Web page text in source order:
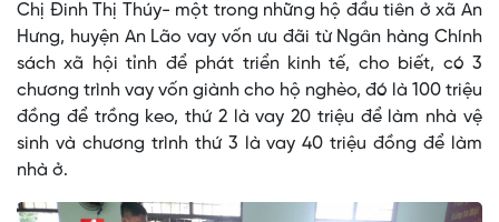
Chị Đinh Thị Thúy- một trong những hộ đầu tiên ở xã An
Hưng, huyện An Lão vay vốn ưu đãi từ Ngân hàng Chính
sách xã hội tỉnh để phát triển kinh tế, cho biết, có 3
chương trình vay vốn giành cho hộ nghèo, đó là 100 triệu
đồng để trồng keo, thứ 2 là vay 20 triệu để làm nhà vệ
sinh và chương trình thứ 3 là vay 40 triệu đồng để làm
nhà ở.